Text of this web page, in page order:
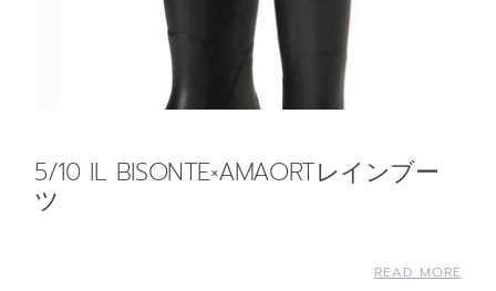
5/10 IL BISONTE×AMAORTレインブー
ツ
READ MORE